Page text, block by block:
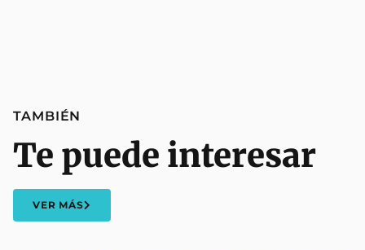
TAMBIÉN
Te puede interesar
VER MÁS